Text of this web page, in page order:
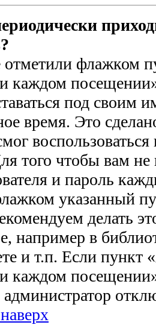
флажком
каждом
под своим
время. Это
того чтобы вам не
и пароль
указанный
делать
например в
и т.п. Если пункт
каждом посещении»
администратор